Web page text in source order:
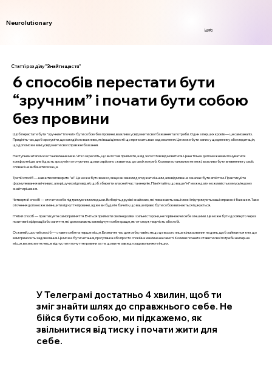
Neurolutionary
Login
Статті розділу "Знайти щастя"
6 способів перестати бути
“зручним” і почати бути собою
без провини
Щоб перестати бути “зручним” і почати бути собою без провини, важливо усвідомити свої бажання та потреби. Один з перших кроків — це самоаналіз.
Приділіть час, щоб зрозуміти, що вам дійсно важливо, які ваші цінності і що приносить вам задоволення. Це може бути запис у щоденнику або медитація,
що допоможе вам усвідомити свої справжні бажання.
Наступним етапом є встановлення меж. Чітко окресліть, що ви готові приймати, а від чого готові відмовитися. Це не тільки допоможе вам почуватися
комфортніше, але й дасть зрозуміти оточуючим, що ви серйозно ставитесь до своїх потреб. Коли ви встановлюєте межі, важливо бути впевненим у своїх
словах і не вибачатися за це.
Третій спосіб — навчитися говорити "ні". Це може бути важко, якщо ви звикли догоджати іншим, але відмова не означає бути егоїстом. Практикуйте
формулювання ввічливих, але рішучих відповідей, щоб зберегти власний час та енергію. Пам’ятайте, що ваше "ні" може дати можливість комусь іншому
знайти рішення.
Четвертий спосіб — оточити себе підтримуючими людьми. Виберіть друзів і знайомих, які поважають ваші межі і підтримують ваші справжні бажання. Таке
оточення допоможе зменшити відчуття провини, адже ви будете бачити, що ваше право бути собою визнається і цінується.
П’ятий спосіб — практикуйте самоприйняття. Вчіться приймати свої недоліки і сильні сторони, не порівнюючи себе з іншими. Це може бути досягнуто через
позитивні афірмації або заняття, які допомагають вам відчути себе краще, як-от спорт, творчість або хобі.
Останній, шостий спосіб — ставте себе на перше місце. Визначте час для себе, навіть якщо це всього лише кілька хвилин на день, щоб займатися тим, що
вам приносить задоволення. Це може бути читання, прогулянка або просто спокійна хвилина на самоті. Коли ви почнете ставити свої потреби на перше
місце, ви зможете легше відпустити почуття провини за те, що ви не завжди задовольняєте інших.
У Телеграмі достатньо 4 хвилин, щоб ти
зміг знайти шлях до справжнього себе. Не
бійся бути собою, ми підкажемо, як
звільнитися від тиску і почати жити для
себе.